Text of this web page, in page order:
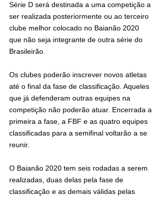
Série D será destinada a uma competição a
ser realizada posteriormente ou ao terceiro
clube melhor colocado no Baianão 2020
que não seja integrante de outra série do
Brasileirão.
Os clubes poderão inscrever novos atletas
até o final da fase de classificação. Aqueles
que já defenderam outras equipes na
competição não poderão atuar. Encerrada a
primeira a fase, a FBF e as quatro equipes
classificadas para a semifinal voltarão a se
reunir.
O Baianão 2020 tem seis rodadas a serem
realizadas, duas delas pela fase de
classificação e as demais válidas pelas